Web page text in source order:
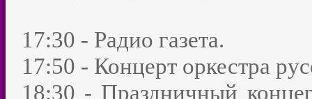
17:30 - Радио газета.
17:50 - Концерт оркестра
18:30 - Праздничный